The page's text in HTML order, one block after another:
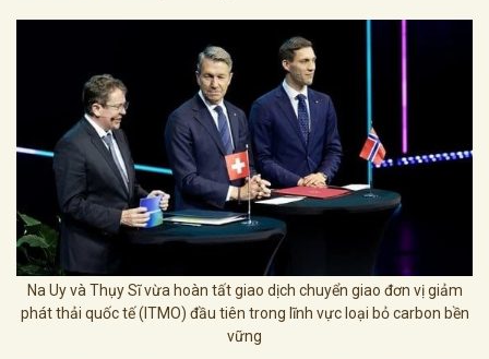
Na Uy và Thụy Sĩ vừa hoàn tất giao dịch chuyển giao đơn vị giảm
phát thải quốc tế (ITMO) đầu tiên trong lĩnh vực loại bỏ carbon bền
vững